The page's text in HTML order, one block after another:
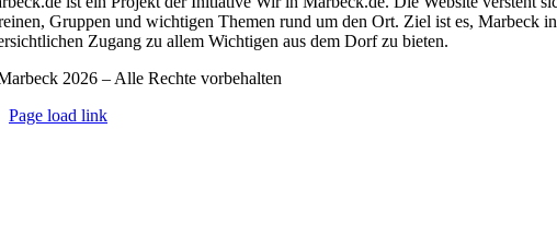
Gruppen und wichtigen Themen rund um den Ort. Ziel ist es, Marbeck
Zugang zu allem Wichtigen aus dem Dorf zu bieten.
2026 – Alle Rechte vorbehalten
Page load link